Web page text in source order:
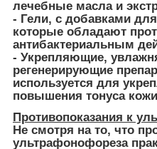
лечебные масла и
- Гели, с добавками
которые обладают
антибактериальным
- Укрепляющие,
регенерирующие
используется для
повышения тонуса
Противопоказания к
Не смотря на то, что
ультрафонофореза